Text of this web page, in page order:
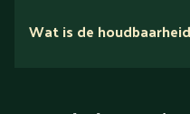
Wat is de